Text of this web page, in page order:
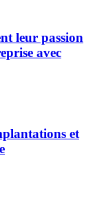
leur passion
avec
et